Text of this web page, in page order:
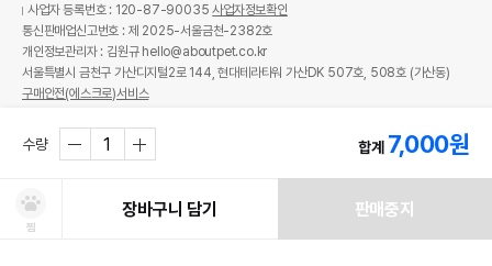
수량 합계 7,000원
찜
장바구니 담기 판매중지
사업자 등록번호 : 120-87-90035사업자정보확인
통신판매업신고번호 : 제 2025-서울금천-2382호
개인정보관리자 : 김원규 hello@aboutpet.co.kr
서울특별시 금천구 가산디지털2로 144, 현대테라타워 가산DK 507호, 508호 (가산동)
구매안전(에스크로)서비스